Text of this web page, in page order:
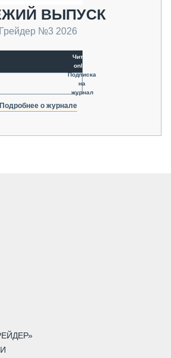
ВЫПУСК
Грейдер №3 2026
Читать
online
Подписка
на
журнал
Подробнее о журнале